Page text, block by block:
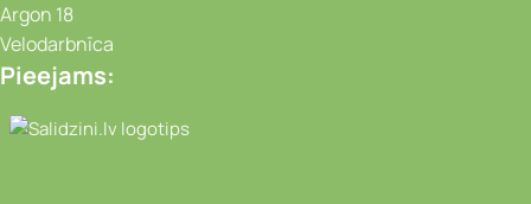
Argon 18
Velodarbnīca
Pieejams:
Video novērošanas kameras, Portatīvie